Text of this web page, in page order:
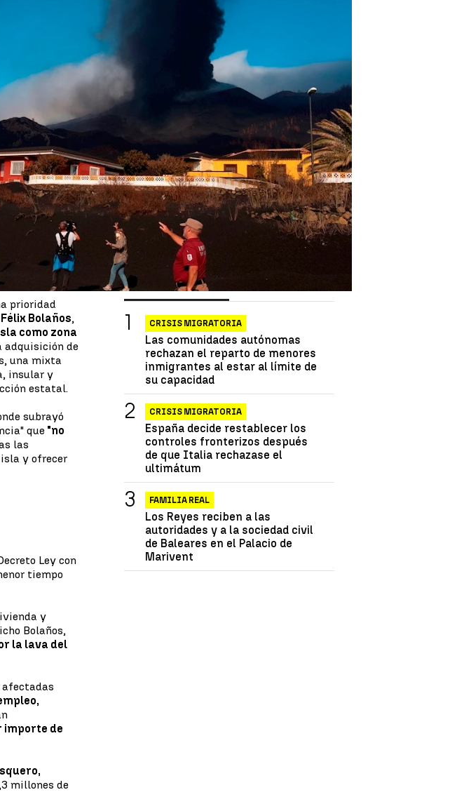
Facebook
X Linkedin
Ley,un
laerupción
el fomento
este
dos semanas
prioridad
Félix Bolaños,
como zona
adquisición de
una mixta
insular y
estatal.
subrayó
que "no
las
y ofrecer
Ley con
tiempo
y
Bolaños,
la lava del
afectadas
importe de
millones de
Las más vistas
CRISIS MIGRATORIA
Las comunidades autónomas
rechazan el reparto de menores
inmigrantes al estar al límite de
su capacidad
CRISIS MIGRATORIA
España decide restablecer los
controles fronterizos después
de que Italia rechazase el
ultimátum
FAMILIA REAL
Los Reyes reciben a las
autoridades y a la sociedad civil
de Baleares en el Palacio de
Marivent